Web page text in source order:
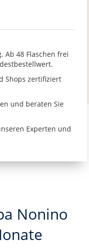
Ab 48 Flaschen frei
Shops zertifiziert
und beraten Sie
Experten und
Nonino